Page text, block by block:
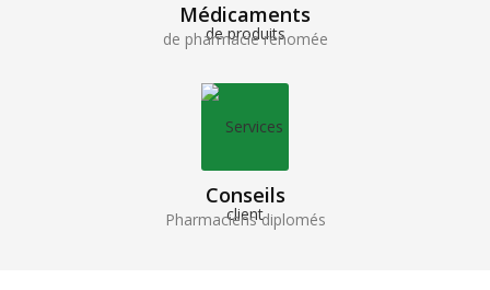
Médicaments
de pharmacie renomée
Conseils
Pharmaciens diplomés